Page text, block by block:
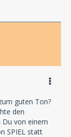
guten Ton?
den
von einem
SPIEL statt